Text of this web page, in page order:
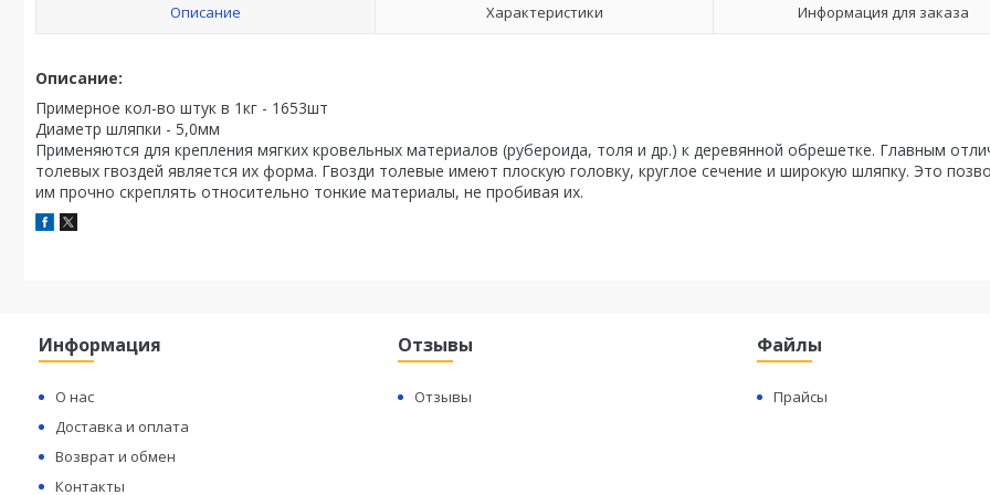
Описание Характеристики Информация для заказа
Описание:
Примерное кол-во штук в 1кг - 1653шт
Диаметр шляпки - 5,0мм
Применяются для крепления мягких кровельных материалов (рубероида, толя и др.) к деревянной обрешетке. Главным
толевых гвоздей является их форма. Гвозди толевые имеют плоскую головку, круглое сечение и широкую шляпку. Это
им прочно скреплять относительно тонкие материалы, не пробивая их.
Информация
О нас
Доставка и оплата
Возврат и обмен
Контакты
Отзывы
Отзывы
Файлы
Прайсы